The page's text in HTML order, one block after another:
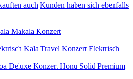
auch Kunden haben sich ebenfalls
Makala Konzert
Kala Travel Konzert Elektrisch
Honu Solid Premium